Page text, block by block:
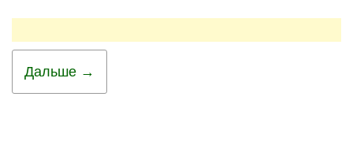
Дальше →